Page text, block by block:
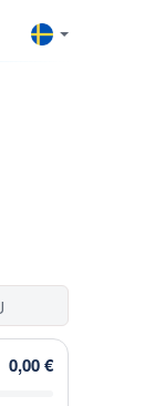
0,00 €